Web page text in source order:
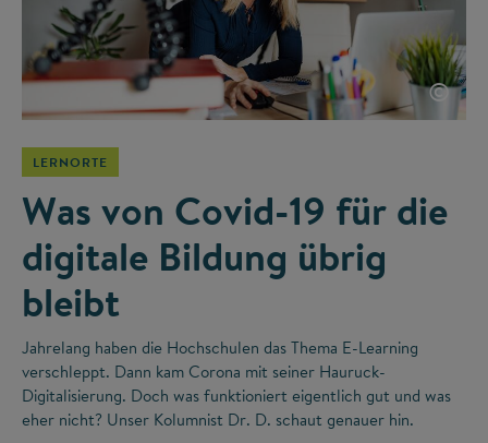
©
LERNORTE
Was von Covid-19 für die
digitale Bildung übrig
bleibt
Jahrelang haben die Hochschulen das Thema E-Learning
verschleppt. Dann kam Corona mit seiner Hauruck-
Digitalisierung. Doch was funktioniert eigentlich gut und was
eher nicht? Unser Kolumnist Dr. D. schaut genauer hin.